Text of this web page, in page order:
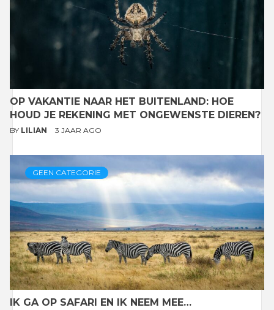
OP VAKANTIE NAAR HET BUITENLAND: HOE
HOUD JE REKENING MET ONGEWENSTE DIEREN?
BY LILIAN 3 JAAR AGO
GEEN CATEGORIE
IK GA OP SAFARI EN IK NEEM MEE…